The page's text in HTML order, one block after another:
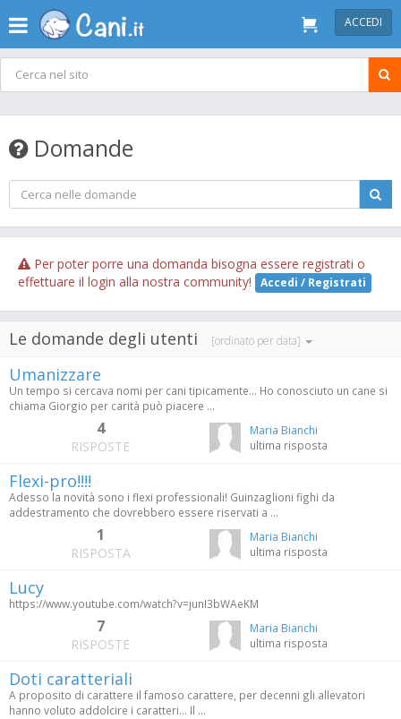
ACCEDI
Domande
Per poter porre una domanda bisogna essere registrati o
effettuare il login alla nostra community!
Accedi / Registrati
Le domande degli utenti [ordinato per data]
Umanizzare
Un tempo si cercava nomi per cani tipicamente... Ho conosciuto un cane si
chiama Giorgio per carità può piacere ...
4
RISPOSTE
Maria Bianchi
ultima risposta
Flexi-pro!!!!
Adesso la novità sono i flexi professionali! Guinzaglioni fighi da
addestramento che dovrebbero essere riservati a ...
1
RISPOSTA
Maria Bianchi
ultima risposta
Lucy
https://www.youtube.com/watch?v=junI3bWAeKM
7
RISPOSTE
Maria Bianchi
ultima risposta
Doti caratteriali
A proposito di carattere il famoso carattere, per decenni gli allevatori
hanno voluto addolcire i caratteri... Il ...